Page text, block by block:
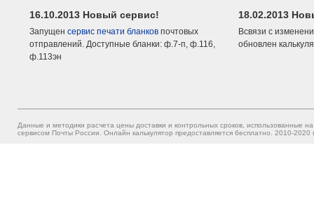
16.10.2013 Новый сервис!
Запущен сервис печати бланков почтовых
отправлений. Доступные бланки: ф.7-п, ф.116,
ф.113эн
18.02.2013
Всвязи с
обновлен
Данные и методики расчета цены доставки и контрольных сроков, использованные
сервисом Почты России. Онлайн калькулятор предоставляется бесплатно. 2010-2020